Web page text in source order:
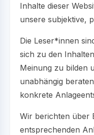
Inhalte dieser
unsere subjektive,
Die Leser*innen
sich zu den
Meinung zu bilden
unabhängig
konkrete
Wir berichten über
entsprechenden